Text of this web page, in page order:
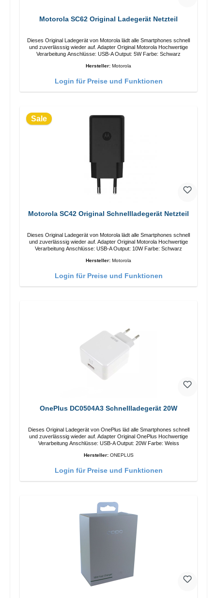
Motorola SC62 Original Ladegerät Netzteil
Dieses Original Ladegerät von Motorola lädt alle Smartphones schnell
und zuverlässsig wieder auf. Adapter Original Motorola Hochwertige
Verarbeitung Anschlüsse: USB-A Output: 5W Farbe: Schwarz
Hersteller: Motorola
Login für Preise und Funktionen
Sale
Motorola SC42 Original Schnellladegerät Netzteil
Dieses Original Ladegerät von Motorola lädt alle Smartphones schnell
und zuverlässsig wieder auf. Adapter Original Motorola Hochwertige
Verarbeitung Anschlüsse: USB-A Output: 10W Farbe: Schwarz
Hersteller: Motorola
Login für Preise und Funktionen
OnePlus DC0504A3 Schnellladegerät 20W
Dieses Original Ladegerät von OnePlus läd alle Smartphones schnell
und zuverlässsig wieder auf. Adapter Original OnePlus Hochwertige
Verarbeitung Anschlüsse: USB-A Output: 20W Farbe: Weiss
Hersteller: ONEPLUS
Login für Preise und Funktionen